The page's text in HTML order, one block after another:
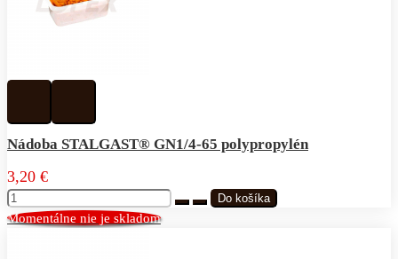
k
do
Nádoba STALGAST® GN1/4-65 polypropylén
3,20 €
Momentálne nie je skladom